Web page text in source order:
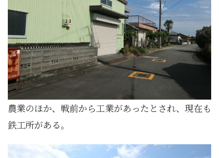
農業のほか、戦前から工業があったとされ、現在も
鉄工所がある。